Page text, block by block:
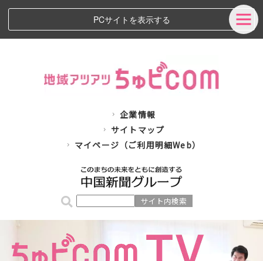
PCサイトを表示する
企業情報
サイトマップ
マイページ（ご利用明細Web）